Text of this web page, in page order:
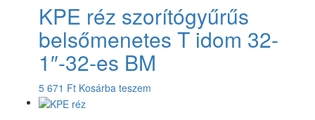
KPE réz szorítógyűrűs
belsőmenetes T idom 32-
1″-32-es BM
5 671 Ft Kosárba teszem